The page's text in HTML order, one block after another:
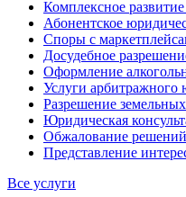
Комплексное
Абонентское
Споры с
Досудебное
Оформление
Услуги арбитражного
Разрешение
Юридическая
Обжалование
Представление
Все услуги